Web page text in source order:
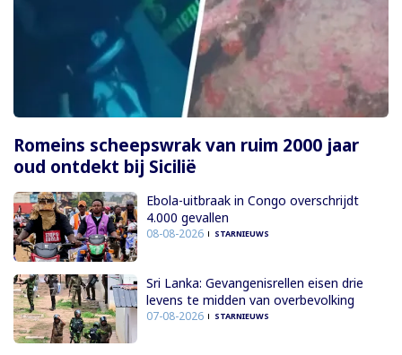
Romeins scheepswrak van ruim 2000 jaar
oud ontdekt bij Sicilië
Ebola-uitbraak in Congo overschrijdt
4.000 gevallen
08-08-2026 STARNIEUWS
Sri Lanka: Gevangenisrellen eisen drie
levens te midden van overbevolking
07-08-2026 STARNIEUWS